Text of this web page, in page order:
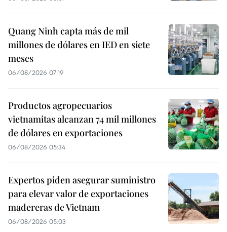
Quang Ninh capta más de mil
millones de dólares en IED en siete
meses
06/08/2026 07:19
Productos agropecuarios
vietnamitas alcanzan 74 mil millones
de dólares en exportaciones
06/08/2026 05:34
Expertos piden asegurar suministro
para elevar valor de exportaciones
madereras de Vietnam
06/08/2026 05:03